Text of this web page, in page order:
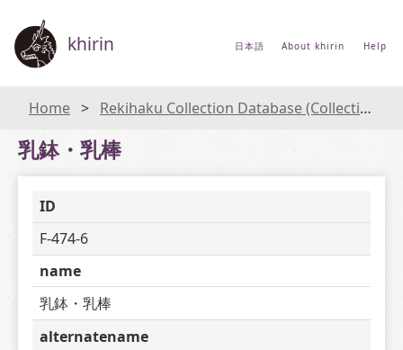
khirin 日本語 About khirin Help
Home Rekihaku Collection Database (Collections Database of the National Museum of Japanese History)
乳鉢・乳棒
ID
F-474-6
name
乳鉢・乳棒
alternatename